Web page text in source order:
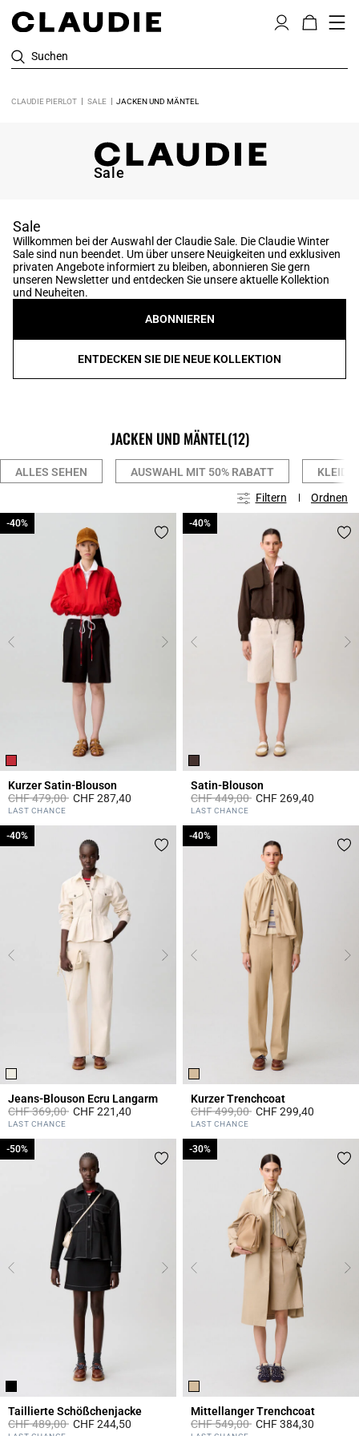
Suchen
CLAUDIE PIERLOT SALE JACKEN UND MÄNTEL
Sale
Sale
Willkommen bei der Auswahl der Claudie Sale. Die Claudie Winter
Sale sind nun beendet. Um über unsere Neuigkeiten und exklusiven
privaten Angebote informiert zu bleiben, abonnieren Sie gern
unseren Newsletter und entdecken Sie unsere aktuelle Kollektion
und Neuheiten.
ABONNIEREN
ENTDECKEN SIE DIE NEUE KOLLEKTION
JACKEN UND MÄNTEL(12)
ALLES SEHEN AUSWAHL MIT 50% RABATT
Filtern Ordnen
Kurzer Satin-Blouson
Price reduced from
CHF 479,00to
-40%
CHF 287,40
4.7 out of 5 Customer Rating
LAST CHANCE
-40%
Satin-Blouson
Price reduced from
CHF 449,00to
-40%
CHF 269,40
5 out of 5 Customer Rating
LAST CHANCE
-40%
Jeans-Blouson Ecru Langarm
Price reduced from
CHF 369,00to
-40%
CHF 221,40
3.1 out of 5 Customer Rating
LAST CHANCE
-40%
Kurzer Trenchcoat
Price reduced from
CHF 499,00to
-40%
CHF 299,40
4.4 out of 5 Customer Rating
LAST CHANCE
-40%
Taillierte Schößchenjacke
Price reduced from
CHF 489,00to
-50%
CHF 244,50
-50%
Mittellanger Trenchcoat
Price reduced from
CHF 549,00to
-30%
CHF 384,30
-30%